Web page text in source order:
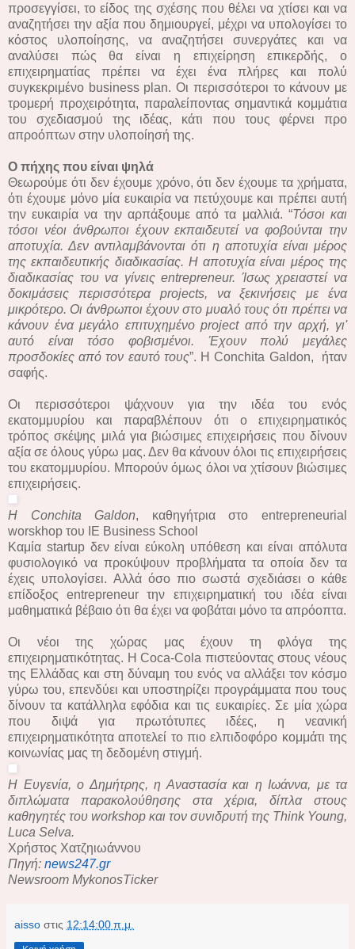
προσεγγίσει, το είδος της σχέσης που θέλει να χτίσει και να
αναζητήσει την αξία που δημιουργεί, μέχρι να υπολογίσει το
κόστος υλοποίησης, να αναζητήσει συνεργάτες και να
αναλύσει πώς θα είναι η επιχείρηση επικερδής, ο
επιχειρηματίας πρέπει να έχει ένα πλήρες και πολύ
συγκεκριμένο business plan. Οι περισσότεροι το κάνουν με
τρομερή προχειρότητα, παραλείποντας σημαντικά κομμάτια
του σχεδιασμού της ιδέας, κάτι που τους φέρνει προ
απροόπτων στην υλοποίησή της.
Ο πήχης που είναι ψηλά
Θεωρούμε ότι δεν έχουμε χρόνο, ότι δεν έχουμε τα χρήματα,
ότι έχουμε μόνο μία ευκαιρία να πετύχουμε και πρέπει αυτή
την ευκαιρία να την αρπάξουμε από τα μαλλιά. “Τόσοι και
τόσοι νέοι άνθρωποι έχουν εκπαιδευτεί να φοβούνται την
αποτυχία. Δεν αντιλαμβάνονται ότι η αποτυχία είναι μέρος
της εκπαιδευτικής διαδικασίας. Η αποτυχία είναι μέρος της
διαδικασίας του να γίνεις entrepreneur. Ίσως χρειαστεί να
δοκιμάσεις περισσότερα projects, να ξεκινήσεις με ένα
μικρότερο. Οι άνθρωποι έχουν στο μυαλό τους ότι πρέπει να
κάνουν ένα μεγάλο επιτυχημένο project από την αρχή, γι'
αυτό είναι τόσο φοβισμένοι. Έχουν πολύ μεγάλες
προσδοκίες από τον εαυτό τους”. Η Conchita Galdon, ήταν
σαφής.
Οι περισσότεροι ψάχνουν για την ιδέα του ενός
εκατομμυρίου και παραβλέπουν ότι ο επιχειρηματικός
τρόπος σκέψης μιλά για βιώσιμες επιχειρήσεις που δίνουν
αξία σε όλους γύρω μας. Δεν θα κάνουν όλοι τις επιχειρήσεις
του εκατομμυρίου. Μπορούν όμως όλοι να χτίσουν βιώσιμες
επιχειρήσεις.
Η Conchita Galdon, καθηγήτρια στο entrepreneurial
worskhop του IE Business School
Καμία startup δεν είναι εύκολη υπόθεση και είναι απόλυτα
φυσιολογικό να προκύψουν προβλήματα τα οποία δεν τα
έχεις υπολογίσει. Αλλά όσο πιο σωστά σχεδιάσει ο κάθε
επίδοξος entrepreneur την επιχειρηματική του ιδέα είναι
μαθηματικά βέβαιο ότι θα έχει να φοβάται μόνο τα απρόοπτα.
Οι νέοι της χώρας μας έχουν τη φλόγα της
επιχειρηματικότητας. Η Coca-Cola πιστεύοντας στους νέους
της Ελλάδας και στη δύναμη του ενός να αλλάξει τον κόσμο
γύρω του, επενδύει και υποστηρίζει προγράμματα που τους
δίνουν τα κατάλληλα εφόδια και τις ευκαιρίες. Σε μία χώρα
που διψά για πρωτότυπες ιδέες, η νεανική
επιχειρηματικότητα αποτελεί το πιο ελπιδοφόρο κομμάτι της
κοινωνίας μας τη δεδομένη στιγμή.
Η Ευγενία, ο Δημήτρης, η Αναστασία και η Ιωάννα, με τα
διπλώματα παρακολούθησης στα χέρια, δίπλα στους
καθηγητές του workshop και τον συνιδρυτή της Think Young,
Luca Selva.
Χρήστος Χατζηιωάννου
Πηγή: news247.gr
Newsroom MykonosTicker
aisso στις 12:14:00 π.μ.